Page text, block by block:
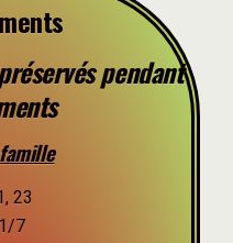
pendant
23
7